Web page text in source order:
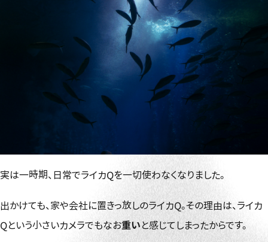
実は一時期、日常でライカQを一切使わなくなりました。
出かけても、家や会社に置きっ放しのライカQ。その理由は、ライカ
Qという小さいカメラでもなお重い と感じてしまったからです。